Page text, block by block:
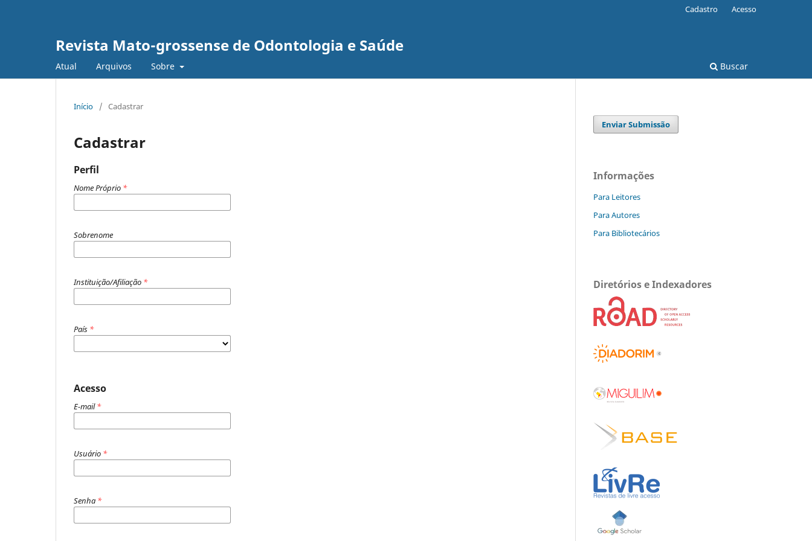
Revista Mato-grossense de Odontologia e Saúde
Atual Arquivos Sobre Buscar
Cadastro Acesso
Início / Cadastrar
Cadastrar
Perfil
Nome Próprio *
Sobrenome
Instituição/Afiliação *
País *
Acesso
E-mail*
Usuário *
Senha *
Enviar Submissão
Informações
Para Leitores
Para Autores
Para Bibliotecários
Diretórios e Indexadores